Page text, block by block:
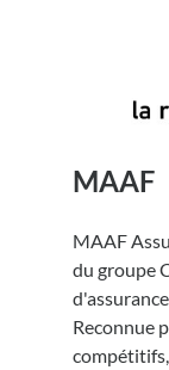
MAAF
MAAF
du groupe
Reconnue